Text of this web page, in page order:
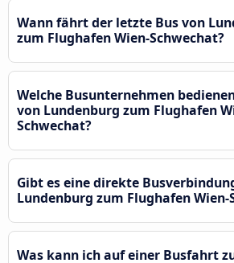
Wann fährt der letzte Bus von
zum Flughafen Wien-Schwechat?
Welche Busunternehmen
von Lundenburg zum Flughafen
Schwechat?
Gibt es eine direkte
Lundenburg zum Flughafen Wien-
Was kann ich auf einer Busfahrt